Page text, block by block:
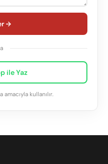
ile Yaz
kullanılır.